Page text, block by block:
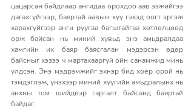
цацарсан байдлаар ангидаа орохдоо аав ээжийгээ
дагахгүйгээр, баяртай аавын хүү гэхэд оогт эргэж
харахгүйгээр анги руугаа багштайгаа хөтлөлцөөд
орж байсан нь миний хувьд энэ амьдралдаа
хамгийн их баяр баясгалан мэдэрсэн өдөр
байсныг хэзээ ч мартахааргүй ойн санамжид минь
үлдсэн. Энэ мэдрэмжийг эхнэр бид хоёр орой нь
тэмдэглэж, үнэхээр миний хүүгийн амьдралынх нь
анхны том шийдвэр гаргалт байсанд баяртай
байдаг.